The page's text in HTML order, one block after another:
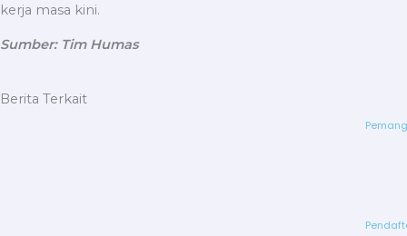
kerja masa kini.
Sumber: Tim Humas
Berita Terkait